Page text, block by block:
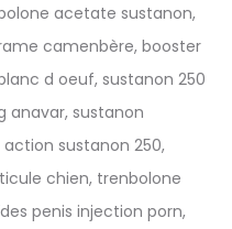
acetate sustanon,
camenbère, booster
d oeuf, sustanon 250
anavar, sustanon
sustanon 250,
chien, trenbolone
penis injection porn,